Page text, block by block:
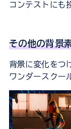
コンテストにも
その他の背景
背景に変化をつ
ワンダースクー